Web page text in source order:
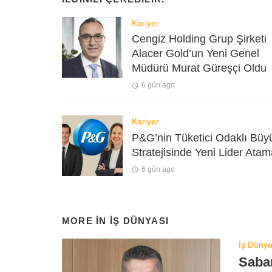
Kariyer
Cengiz Holding Grup Şirketi
Alacer Gold’un Yeni Genel
Müdürü Murat Güreşçi Oldu
6 gün ago
Kariyer
P&G’nin Tüketici Odaklı
Stratejisinde Yeni Lider
6 gün ago
MORE IN İŞ DÜNYASI
İş